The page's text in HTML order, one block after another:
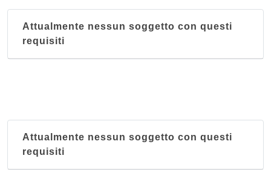
Attualmente nessun soggetto con questi
requisiti
Attualmente nessun soggetto con questi
requisiti